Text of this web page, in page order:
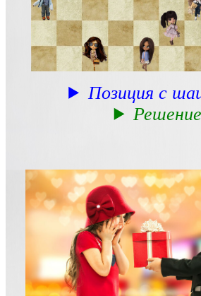
Позиция с
Решение